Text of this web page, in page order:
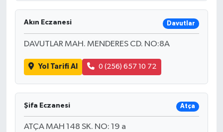
Akın Eczanesi Davutlar
DAVUTLAR MAH. MENDERES CD. NO:8A
Yol Tarifi Al 0 (256) 657 10 72
Şifa Eczanesi Atça
ATÇA MAH 148 SK. NO: 19 a